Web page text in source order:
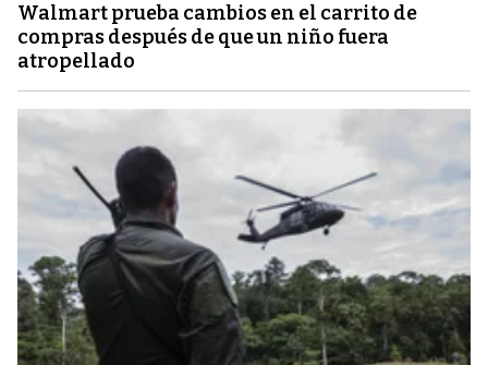
Walmart prueba cambios en el carrito de
compras después de que un niño fuera
atropellado